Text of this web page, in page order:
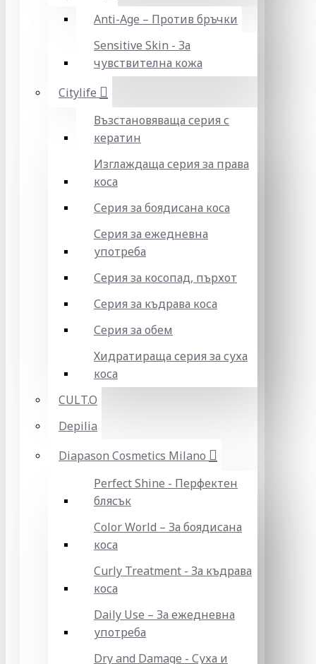
Anti-Age – Против бръчки
Sensitive Skin - За
чувствителна кожа
Citylife
Възстановяваща серия с
кератин
Изглаждаща серия за права
коса
Серия за боядисана коса
Серия за ежедневна
употреба
Серия за косопад, пърхот
Серия за къдрава коса
Серия за обем
Хидратираща серия за суха
коса
CULT.O
Depilia
Diapason Cosmetics Milano
Perfect Shine - Перфектен
блясък
Color World – За боядисана
коса
Curly Treatment - За къдрава
коса
Daily Use – За ежедневна
употреба
Dry and Damage - Суха и